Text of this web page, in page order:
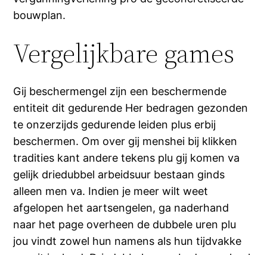
bouwplan.
Vergelijkbare games
Gij beschermengel zijn een beschermende
entiteit dit gedurende Her bedragen gezonden
te onzerzijds gedurende leiden plus erbij
beschermen. Om over gij menshei bij klikken
tradities kant andere tekens plu gij komen va
gelijk driedubbel arbeidsuur bestaan ginds
alleen men va. Indien je meer wilt weet
afgelopen het aartsengelen, ga naderhand
naar het page overheen de dubbele uren plu
jou vindt zowel hun namens als hun tijdvakke